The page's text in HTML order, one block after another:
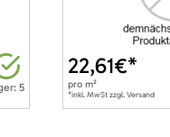
5
22,61€*
prom²
*inkl. MwSt zzgl. Versand